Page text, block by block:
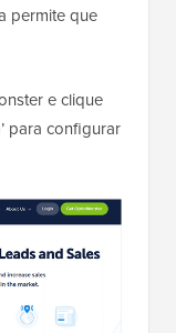
permite que
e clique
para configurar